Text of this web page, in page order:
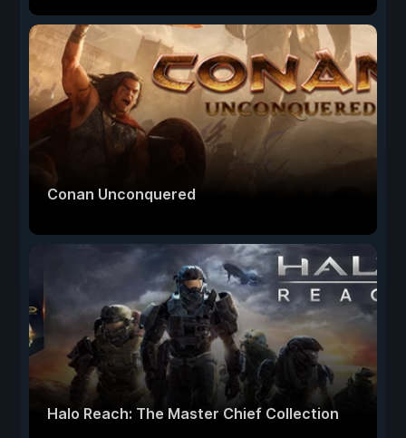
Conan Unconquered
Halo Reach: The Master Chief Collection